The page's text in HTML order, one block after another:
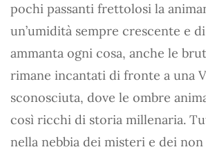
pochi passanti frettolosi la
un’umidità sempre crescente e
ammanta ogni cosa, anche le
rimane incantati di fronte a una
sconosciuta, dove le ombre
così ricchi di storia millenaria.
nella nebbia dei misteri e dei